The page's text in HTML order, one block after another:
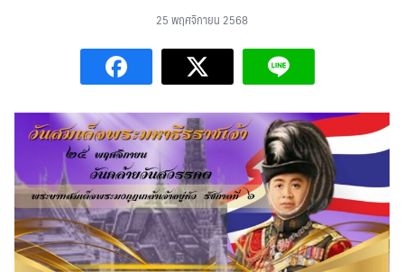
25 พฤศจิกายน 2568